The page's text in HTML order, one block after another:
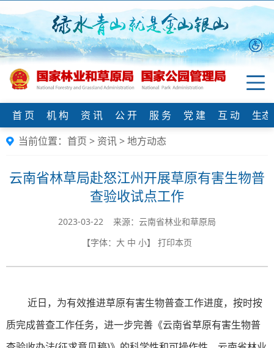
首 页 机 构 资 讯 公 开 服 务 党 建 互 动
生
当前位置： 首页 > 资讯>地方动态
云南省林草局赴怒江州开展草原有害生物普
查验收试点工作
2023-03-22 来源：云南省林业和草原局
【字体： 大 中 小】 打印本页
近日，为有效推进草原有害生物普查工作进度，按时按
质完成普查工作任务，进一步完善《云南省草原有害生物普